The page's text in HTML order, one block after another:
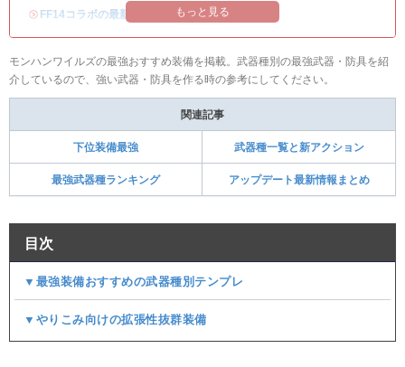
・ FF14コラボの最新情報 オメガ・プラネテス攻略
もっと見る
モンハンワイルズの最強おすすめ装備を掲載。武器種別の最強武器・防具を紹
介しているので、強い武器・防具を作る時の参考にしてください。
関連記事
下位装備最強 武器種一覧と新アクション
最強武器種ランキング アップデート最新情報まとめ
目次
▼最強装備おすすめの武器種別テンプレ
▼やりこみ向けの拡張性抜群装備